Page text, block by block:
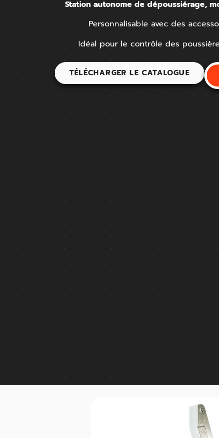
Station autonome de dépoussiérage,
Personnalisable avec des
Idéal pour le contrôle des
TÉLÉCHARGER LE CATALOGUE